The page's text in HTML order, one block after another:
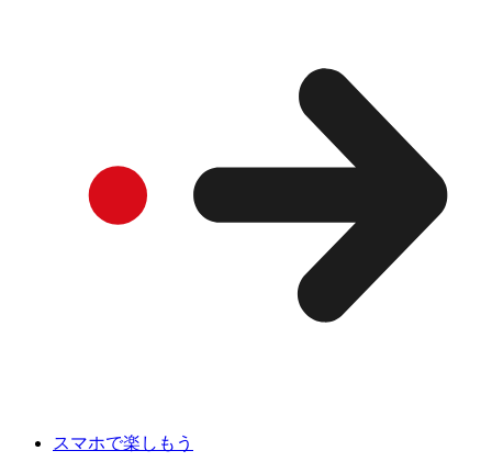
スマホで楽しもう